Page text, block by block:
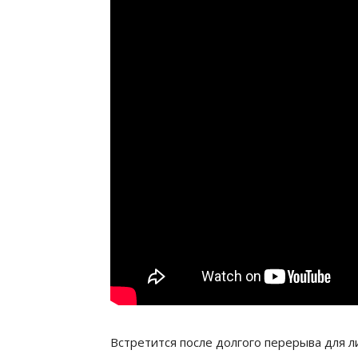
Встретится после долгого перерыва для